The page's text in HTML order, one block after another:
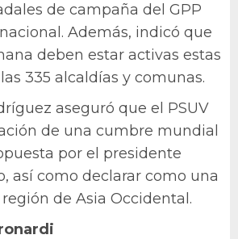
de campaña del GPP
Además, indicó que
deben estar activas estas
335 alcaldías y comunas.
aseguró que el PSUV
de una cumbre mundial
por el presidente
así como declarar como una
de Asia Occidental.